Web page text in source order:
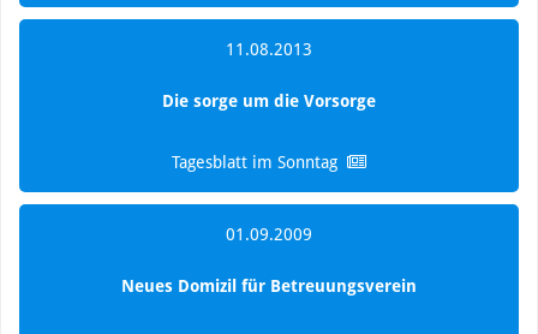
11.08.2013
Die sorge um die Vorsorge
Tagesblatt im Sonntag
01.09.2009
Neues Domizil für Betreuungsverein